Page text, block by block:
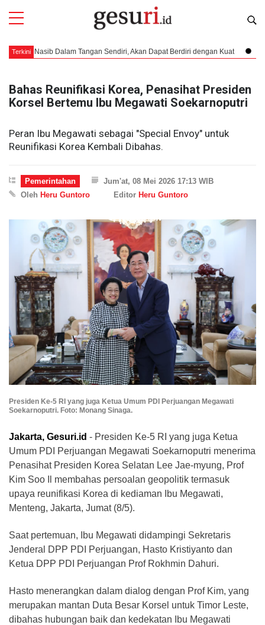
Terkini
Dalam Tangan Sendiri, Akan Dapat Berdiri dengan Kuat Persiapan Misi
Bahas Reunifikasi Korea, Penasihat Presiden
Korsel Bertemu Ibu Megawati Soekarnoputri
Peran Ibu Megawati sebagai "Special Envoy" untuk
Reunifikasi Korea Kembali Dibahas.
Pemerintahan
Jum'at, 08 Mei 2026 17:13 WIB
Oleh Heru Guntoro Editor Heru Guntoro
Presiden Ke-5 RI yang juga Ketua Umum PDI Perjuangan Megawati
Soekarnoputri. Foto: Monang Sinaga.
Jakarta, Gesuri.id - Presiden Ke-5 RI yang juga Ketua
Umum PDI Perjuangan Megawati Soekarnoputri menerima
Penasihat Presiden Korea Selatan Lee Jae-myung, Prof
Kim Soo Il membahas persoalan geopolitik termasuk
upaya reunifikasi Korea di kediaman Ibu Megawati,
Menteng, Jakarta, Jumat (8/5).
Saat pertemuan, Ibu Megawati didampingi Sekretaris
Jenderal DPP PDI Perjuangan, Hasto Kristiyanto dan
Ketua DPP PDI Perjuangan Prof Rokhmin Dahuri.
Hasto menerangkan dalam dialog dengan Prof Kim, yang
merupakan mantan Duta Besar Korsel untuk Timor Leste,
dibahas hubungan baik dan kedekatan Ibu Megawati